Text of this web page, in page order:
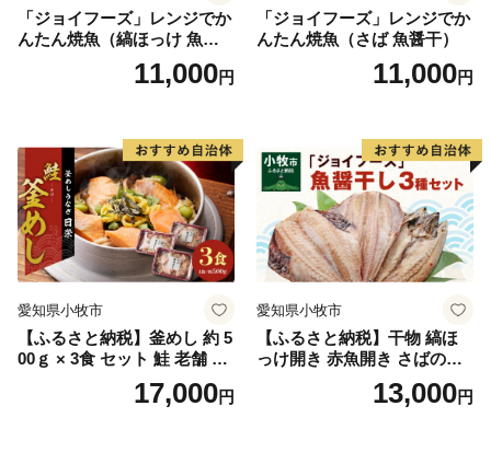
「ジョイフーズ」レンジでか
んたん焼魚（縞ほっけ 魚醤
11,000円
「ジョイフーズ」レンジでか
んたん焼魚（さば 魚醤干）
11,000円
愛知県小牧市
【ふるさと納税】釜めし 約 5
00ｇ × 3食 セット 鮭 老舗 急
速冷凍 レンチン 時短 簡単調
理 食品 加工品 海鮮 手作り
17,000円
愛知県小牧市
【ふるさと納税】干物 縞ほ
っけ開き 赤魚開き さばの開
き 魚醤干し 3種 セット 詰め
合わせ 魚 おかず 肉厚 おいし
13,000円